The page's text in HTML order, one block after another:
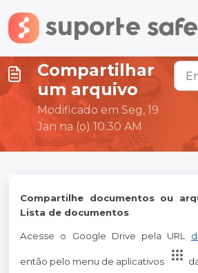
Ir para o conteúdo principal
Compartilhar
um arquivo
Modificado em Seg, 19
Jan na (o) 10:30 AM
Compartilhe documentos ou
Lista de documentos
Acesse o Google Drive pela URL
então pelo menu de aplicativos